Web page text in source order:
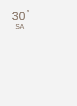
30 °
SA